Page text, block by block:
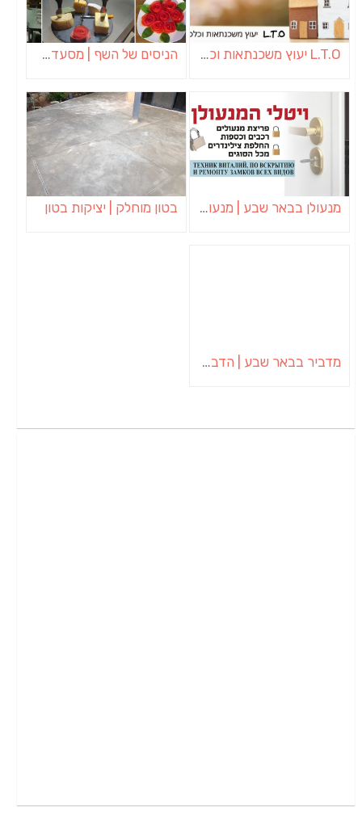
L.T.O יעוץ משכנתאות וכלכלת משפחה | יועץ משכנתאות באשכול הניסים של השף | מסעדת שף בבית | ארוחות גורמה
מנעולן בבאר שבע | מנעולן באופקים | ויטלי המנעולן בטון מוחלק | יציקות בטון
מדביר בבאר שבע | הדברה בבאר שבע | יוגב הדברות